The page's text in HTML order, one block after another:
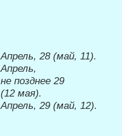
Апрель, 28 (май, 11).
Апрель,
не позднее 29
(12 мая).
Апрель, 29 (май, 12).